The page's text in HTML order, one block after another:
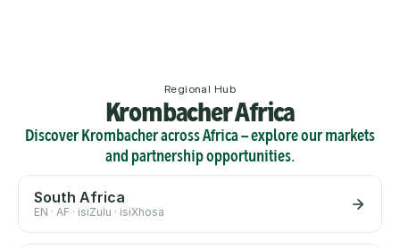
Regional Hub
Krombacher Africa
Discover Krombacher across Africa — explore our markets
and partnership opportunities.
South Africa
EN · AF · isiZulu · isiXhosa